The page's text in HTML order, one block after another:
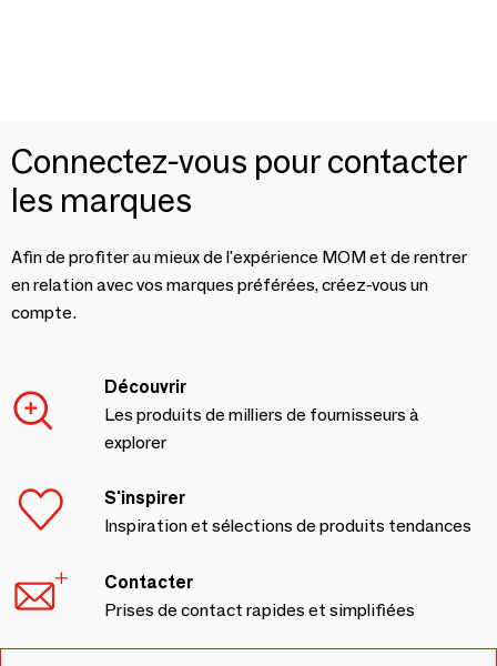
Connectez-vous pour contacter
les marques
Afin de profiter au mieux de l'expérience MOM et de rentrer
en relation avec vos marques préférées, créez-vous un
compte.
Découvrir
Les produits de milliers de fournisseurs à
explorer
S'inspirer
Inspiration et sélections de produits tendances
Contacter
Prises de contact rapides et simplifiées